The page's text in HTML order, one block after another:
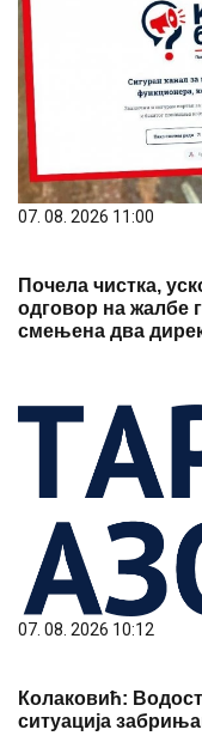
07. 08. 2026 11:00
Почела чистка,
одговор на жалбе
смењена два
07. 08. 2026 10:12
Колаковић:
ситуација